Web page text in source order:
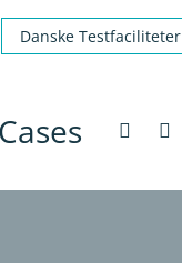
Danske Testfaciliteter
Cases